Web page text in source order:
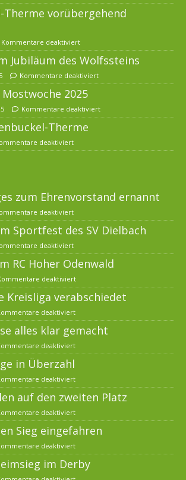
Therme vorübergehend
Kommentare deaktiviert
Jubiläum des Wolfssteins
Kommentare deaktiviert
2025
Kommentare deaktiviert
Therme
deaktiviert
zum Ehrenvorstand ernannt
deaktiviert
Sportfest des SV Dielbach
deaktiviert
RC Hoher Odenwald
deaktiviert
Kreisliga verabschiedet
deaktiviert
alles klar gemacht
deaktiviert
in Überzahl
deaktiviert
auf den zweiten Platz
deaktiviert
Sieg eingefahren
deaktiviert
im Derby